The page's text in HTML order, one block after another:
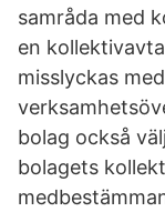
samråda med
en
misslyckas
bolag också
bolagets